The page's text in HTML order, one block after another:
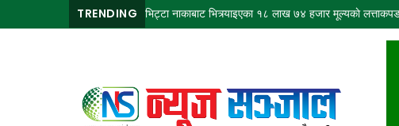
TRENDING
काँकरभिट्टा नाकाबाट भित्र्याइएका १८ लाख ७४ हजार मूल्यकाे लत्ताकपडा बरामद